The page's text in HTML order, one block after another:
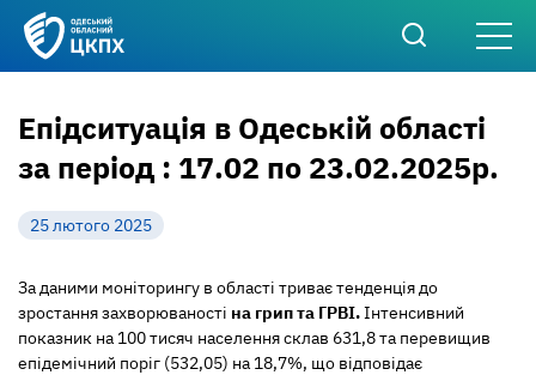
Епідситуація в Одеській області
за період : 17.02 по 23.02.2025р.
25 лютого 2025
За даними моніторингу в області триває тенденція до
зростання захворюваності на грип та ГРВІ.Інтенсивний
показник на 100 тисяч населення склав 631,8 та перевищив
епідемічний поріг (532,05) на 18,7%, що відповідає